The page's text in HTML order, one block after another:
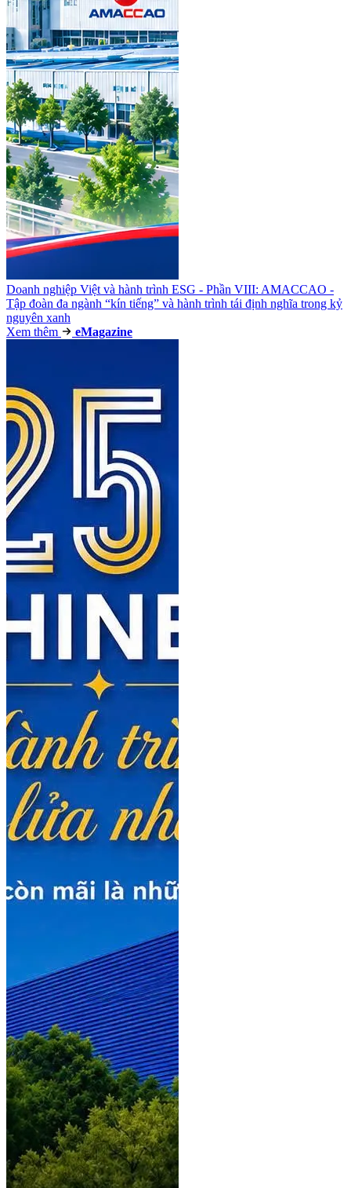
Doanh nghiệp Việt và hành trình ESG - Phần VIII: AMACCAO -
Tập đoàn đa ngành “kín tiếng” và hành trình tái định nghĩa trong kỷ
nguyên xanh
Xem thêm
eMagazine